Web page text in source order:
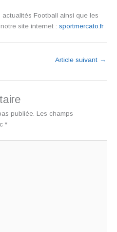
Football ainsi que les
site internet : sportmercato.fr
Article suivant →
publiée. Les champs
*